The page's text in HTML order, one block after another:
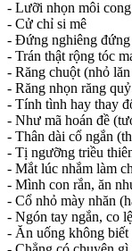
- Lưỡi nhọn môi
- Cử chỉ si mê
- Đứng nghiêng đứng
- Trán thật rộng tóc
- Răng chuột (nhỏ
- Răng nhọn răng
- Tính tình hay thay
- Như mã hoán đề
- Thân dài cổ ngắn
- Tị ngưỡng triều
- Mắt lúc nhắm làm
- Mình con rắn, ăn
- Cổ nhỏ mày nhăn
- Ngón tay ngắn, co
- Ăn uống không biết